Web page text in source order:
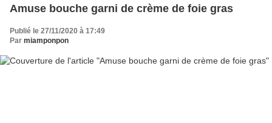
Amuse bouche garni de crème de foie gras
Publié le 27/11/2020 à 17:49
Par miamponpon